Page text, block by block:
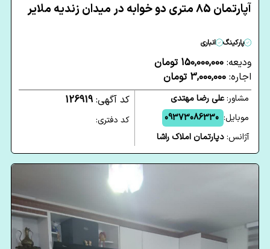
آپارتمان 85 متری دو خوابه در میدان زندیه ملایر
پارکینگ انباری
ودیعه: 150,000,000 تومان
اجاره: 3,000,000 تومان
مشاور:علی رضا مهتدی
موبایل: 09373086330
آژانس:دپارتمان املاک راشا
کد آگهی:126919
کد دفتری: